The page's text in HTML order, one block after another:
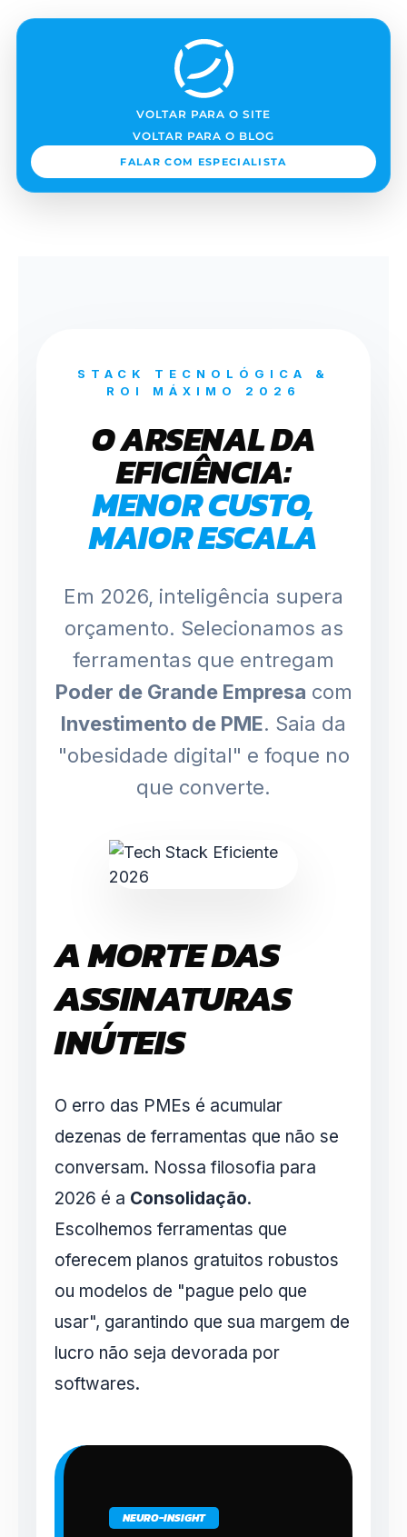
VOLTAR PARA O SITE
VOLTAR PARA O BLOG
FALAR COM ESPECIALISTA
STACK TECNOLÓGICA &
ROI MÁXIMO 2026
O ARSENAL DA
EFICIÊNCIA:
MENOR CUSTO,
MAIOR ESCALA
Em 2026, inteligência supera
orçamento. Selecionamos as
ferramentas que entregam
Poder de Grande Empresa com
Investimento de PME. Saia da
"obesidade digital" e foque no
que converte.
A MORTE DAS
ASSINATURAS
INÚTEIS
O erro das PMEs é acumular
dezenas de ferramentas que não se
conversam. Nossa filosofia para
2026 é a Consolidação.
Escolhemos ferramentas que
oferecem planos gratuitos robustos
ou modelos de "pague pelo que
usar", garantindo que sua margem de
lucro não seja devorada por
softwares.
NEURO-INSIGHT